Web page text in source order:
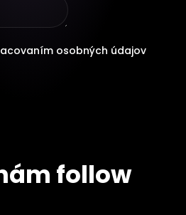
osobných údajov
follow